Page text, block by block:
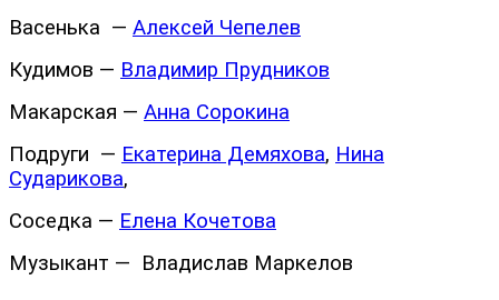
Васенька — Алексей Чепелев
Кудимов — Владимир Прудников
Макарская — Анна Сорокина
Подруги — Екатерина Демяхова, Нина
Сударикова,
Соседка — Елена Кочетова
Музыкант — Владислав Маркелов